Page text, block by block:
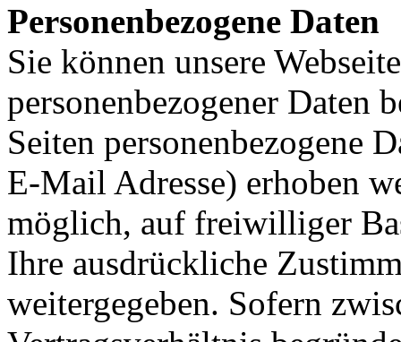
Personenbezogene Daten
Sie können unsere
personenbezogener Daten
Seiten personenbezogene
E-Mail Adresse) erhoben
möglich, auf freiwilliger
Ihre ausdrückliche
weitergegeben. Sofern